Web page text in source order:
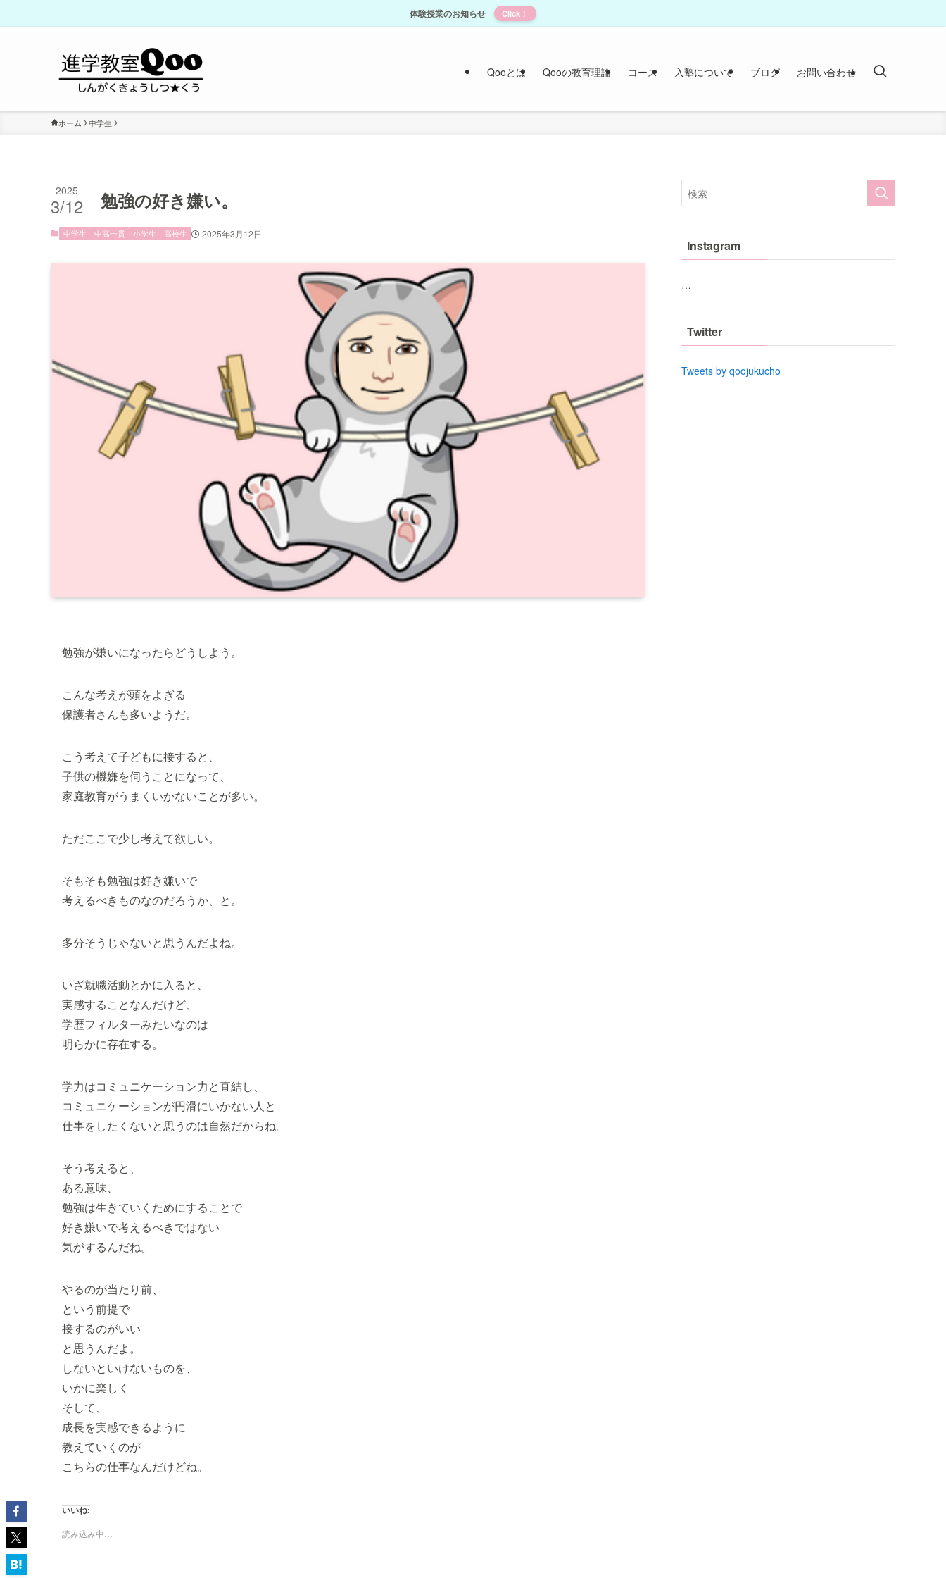
体験授業のお知らせ Click！
Qooとは Qooの教育理論 コース 入塾について ブログ お問い合わせ
ホーム 中学生
勉強の好き嫌い。
2025
3/12
中学生 中高一貫 小学生 高校生 2025年3月12日
勉強が嫌いになったらどうしよう。
こんな考えが頭をよぎる
保護者さんも多いようだ。
こう考えて子どもに接すると、
子供の機嫌を伺うことになって、
家庭教育がうまくいかないことが多い。
ただここで少し考えて欲しい。
そもそも勉強は好き嫌いで
考えるべきものなのだろうか、と。
多分そうじゃないと思うんだよね。
いざ就職活動とかに入ると、
実感することなんだけど、
学歴フィルターみたいなのは
明らかに存在する。
学力はコミュニケーション力と直結し、
コミュニケーションが円滑にいかない人と
仕事をしたくないと思うのは自然だからね。
そう考えると、
ある意味、
勉強は生きていくためにすることで
好き嫌いで考えるべきではない
気がするんだね。
やるのが当たり前、
という前提で
接するのがいい
と思うんだよ。
しないといけないものを、
いかに楽しく
そして、
成長を実感できるように
教えていくのが
こちらの仕事なんだけどね。
いいね:
読み込み中…
Instagram
…
Twitter
Tweets by qoojukucho